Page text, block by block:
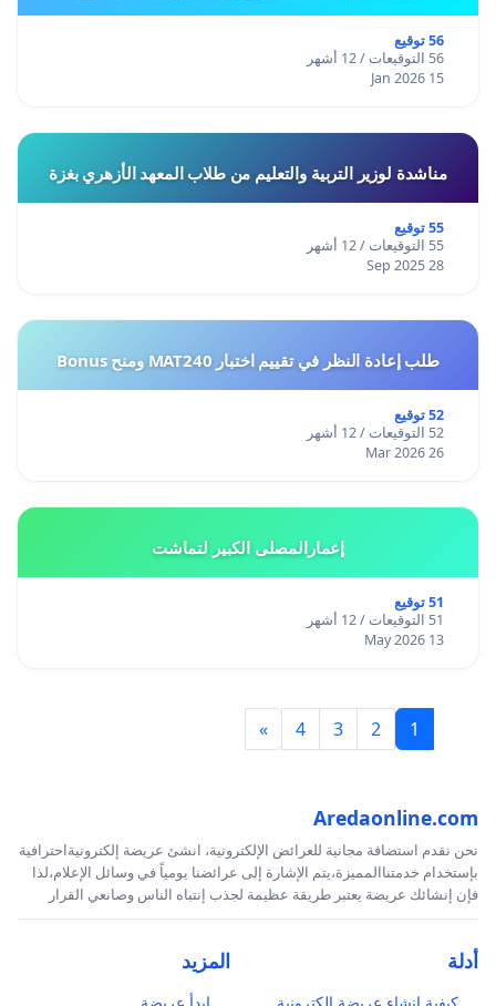
56 توقيع
56 التوقيعات / 12 أشهر
15 Jan 2026
مناشدة لوزير التربية والتعليم من طلاب المعهد الأزهري بغزة
55 توقيع
55 التوقيعات / 12 أشهر
28 Sep 2025
طلب إعادة النظر في تقييم اختبار MAT240 ومنح Bonus
52 توقيع
52 التوقيعات / 12 أشهر
26 Mar 2026
إعمارالمصلى الكبير لتماشت
51 توقيع
51 التوقيعات / 12 أشهر
13 May 2026
1
2
3
4
»
Aredaonline.com
نحن نقدم استضافة مجانية للعرائض الإلكترونية، انشئ عريضة إلكترونيةاحترافية
بإستخدام خدمتناالمميزة،يتم الإشارة إلى عرائضنا يومياً في وسائل الإعلام،لذا
فإن إنشائك عريضة يعتبر طريقة عظيمة لجذب إنتباه الناس وصانعي القرار
أدلة المزيد